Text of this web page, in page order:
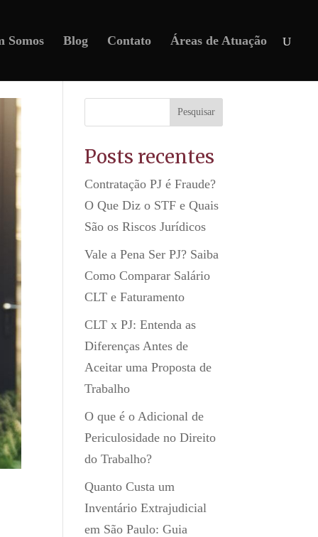
Somos Blog Contato Áreas de Atuação
Pesquisar
Posts recentes
Contratação PJ é Fraude?
O Que Diz o STF e Quais
São os Riscos Jurídicos
Vale a Pena Ser PJ? Saiba
Como Comparar Salário
CLT e Faturamento
CLT x PJ: Entenda as
Diferenças Antes de
Aceitar uma Proposta de
Trabalho
O que é o Adicional de
Periculosidade no Direito
do Trabalho?
Quanto Custa um
Inventário Extrajudicial
em São Paulo: Guia